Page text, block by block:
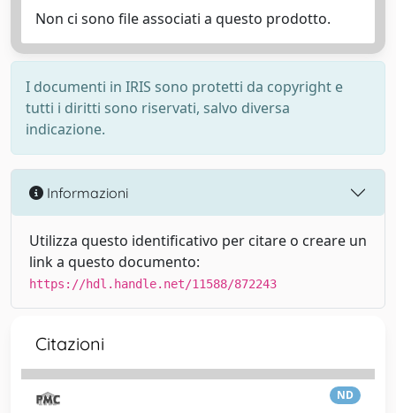
Non ci sono file associati a questo prodotto.
I documenti in IRIS sono protetti da copyright e
tutti i diritti sono riservati, salvo diversa
indicazione.
Informazioni
Utilizza questo identificativo per citare o creare un
link a questo documento:
https://hdl.handle.net/11588/872243
Citazioni
ND